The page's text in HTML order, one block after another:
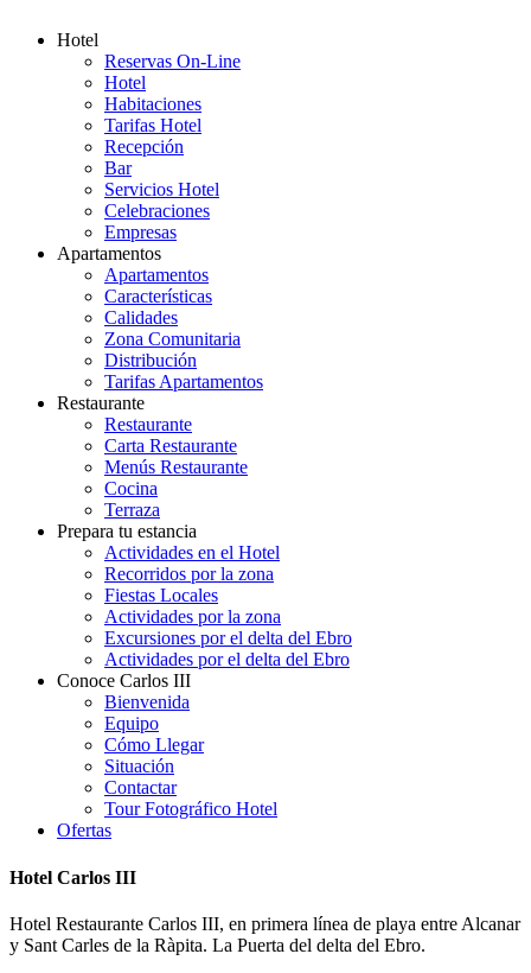
Hotel
Reservas On-Line
Hotel
Habitaciones
Tarifas Hotel
Recepción
Bar
Servicios Hotel
Celebraciones
Empresas
Apartamentos
Apartamentos
Características
Calidades
Zona Comunitaria
Distribución
Tarifas Apartamentos
Restaurante
Restaurante
Carta Restaurante
Menús Restaurante
Cocina
Terraza
Prepara tu estancia
Actividades en el Hotel
Recorridos por la zona
Fiestas Locales
Actividades por la zona
Excursiones por el delta del Ebro
Actividades por el delta del Ebro
Conoce Carlos III
Bienvenida
Equipo
Cómo Llegar
Situación
Contactar
Tour Fotográfico Hotel
Ofertas
Hotel Carlos III
Hotel Restaurante Carlos III, en primera línea de playa entre Alcanar
y Sant Carles de la Ràpita. La Puerta del delta del Ebro.